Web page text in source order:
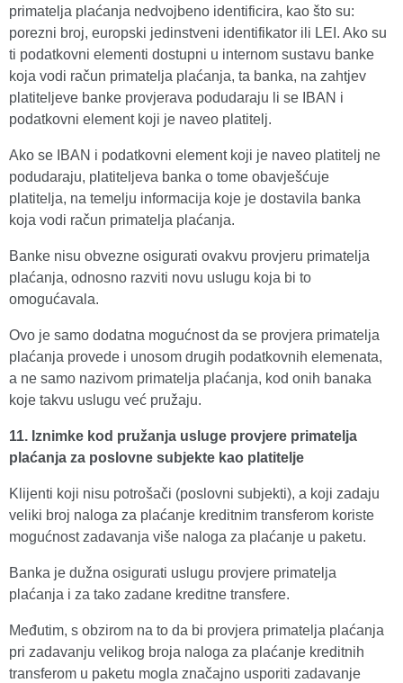
primatelja plaćanja nedvojbeno identificira, kao što su:
porezni broj, europski jedinstveni identifikator ili LEI. Ako su
ti podatkovni elementi dostupni u internom sustavu banke
koja vodi račun primatelja plaćanja, ta banka, na zahtjev
platiteljeve banke provjerava podudaraju li se IBAN i
podatkovni element koji je naveo platitelj.
Ako se IBAN i podatkovni element koji je naveo platitelj ne
podudaraju, platiteljeva banka o tome obavješćuje
platitelja, na temelju informacija koje je dostavila banka
koja vodi račun primatelja plaćanja.
Banke nisu obvezne osigurati ovakvu provjeru primatelja
plaćanja, odnosno razviti novu uslugu koja bi to
omogućavala.
Ovo je samo dodatna mogućnost da se provjera primatelja
plaćanja provede i unosom drugih podatkovnih elemenata,
a ne samo nazivom primatelja plaćanja, kod onih banaka
koje takvu uslugu već pružaju.
11. Iznimke kod pružanja usluge provjere primatelja
plaćanja za poslovne subjekte kao platitelje
Klijenti koji nisu potrošači (poslovni subjekti), a koji zadaju
veliki broj naloga za plaćanje kreditnim transferom koriste
mogućnost zadavanja više naloga za plaćanje u paketu.
Banka je dužna osigurati uslugu provjere primatelja
plaćanja i za tako zadane kreditne transfere.
Međutim, s obzirom na to da bi provjera primatelja plaćanja
pri zadavanju velikog broja naloga za plaćanje kreditnih
transferom u paketu mogla značajno usporiti zadavanje